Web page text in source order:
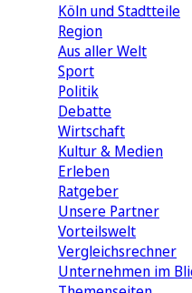
Köln und Stadtteile
Region
Aus aller Welt
Sport
Politik
Debatte
Wirtschaft
Kultur & Medien
Erleben
Ratgeber
Unsere Partner
Vorteilswelt
Vergleichsrechner
Unternehmen im